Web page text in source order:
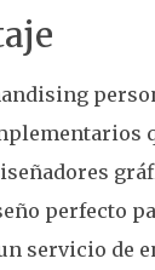
perfecto
servicio de